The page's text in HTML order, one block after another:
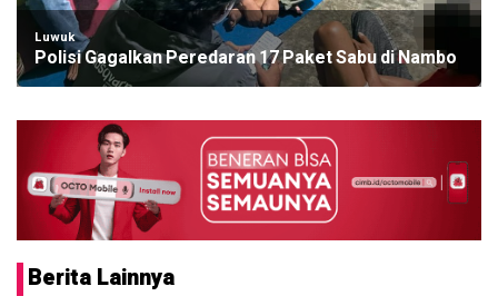
Luwuk
Polisi Gagalkan Peredaran 17 Paket Sabu di Nambo
Berita Lainnya